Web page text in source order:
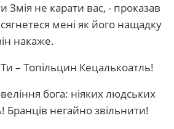
Змія не карати вас, - проказав
мені як його нащадку
накаже.
– Топільцин Кецалькоатль!
бога: ніяких людських
негайно звільнити!